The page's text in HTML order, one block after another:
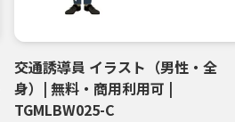
交通誘導員 イラスト（男性・全
身）| 無料・商用利用可 |
TGMLBW025-C